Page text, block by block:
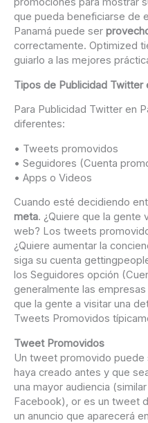
que pueda beneficiarse de
Panamá puede ser
correctamente. Optimized
guiarlo a las mejores
Tipos de Publicidad Twitter
Para Publicidad Twitter en
diferentes:
• Tweets promovidos
• Seguidores (Cuenta
• Apps o Videos
Cuando esté decidiendo
meta. ¿Quiere que la gente
web? Los tweets
¿Quiere aumentar la
siga su cuenta
los Seguidores opción
generalmente las
que la gente a visitar una
Tweets Promovidos
Tweet Promovidos
Un tweet promovido puede
haya creado antes y que
una mayor audiencia
Facebook), or es un tweet
un anuncio que aparecerá